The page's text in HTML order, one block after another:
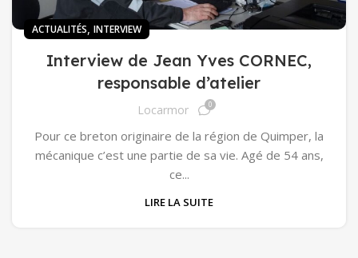
ACTUALITÉS, INTERVIEW
Interview de Jean Yves CORNEC,
responsable d’atelier
Locarmor 0
Pour ce breton originaire de la région de Quimper, la
mécanique c’est une partie de sa vie. Agé de 54 ans,
ce...
LIRE LA SUITE